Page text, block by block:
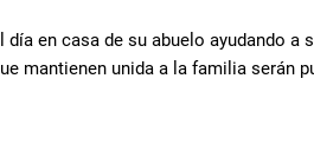
día en casa de su abuelo ayudando
mantienen unida a la familia serán